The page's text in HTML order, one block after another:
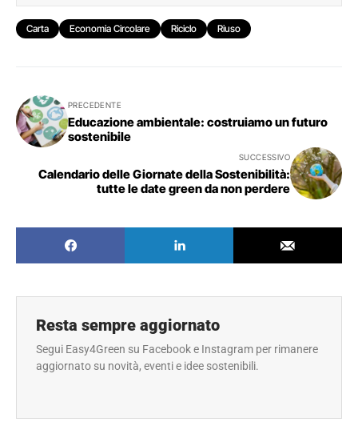
Carta Economia Circolare Riciclo Riuso
PRECEDENTE
Educazione ambientale: costruiamo un futuro
sostenibile
SUCCESSIVO
Calendario delle Giornate della Sostenibilità:
tutte le date green da non perdere
Resta sempre aggiornato
Segui Easy4Green su Facebook e Instagram per rimanere
aggiornato su novità, eventi e idee sostenibili.